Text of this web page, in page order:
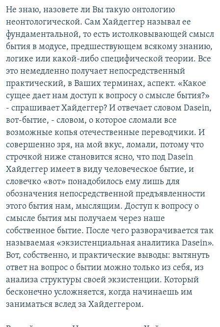
Не знаю, назовете ли Вы такую онтологию
неонтологической. Сам Хайдеггер называл ее
фундаментальной, то есть истолковывающей смысл
бытия в модусе, предшествующем всякому знанию,
логике или какой-либо специфической теории. Все
это немедленно получает непосредственный
практический, в Ваших терминах, аспект. «Какое
сущее дает нам доступ к вопросу о смысле бытия?»
- спрашивает Хайдеггер? И отвечает словом Dasein,
вот-бытие, - словом, о которое сломали все
возможные копья отечественные переводчики. И
совершенно зря, на мой вкус, ломали, потому что
строчкой ниже становится ясно, что под Dasein
Хайдеггер имеет в виду человеческое бытие, и
словечко «вот» понадобилось ему лишь для
обозначения непосредственной предъявленности
этого бытия нам, мыслящим. Доступ к вопросу о
смысле бытия мы получаем через наше
собственное бытие. После чего разворачивается так
называемая «экзистенциальная аналитика Dasein».
Вот, собственно, и практические выводы: вытянуть
ответ на вопрос о бытии можно только из себя, из
анализа структуры своей экзистенции. Который
бесконечно усложняется, когда начинаешь им
заниматься вслед за Хайдеггером.